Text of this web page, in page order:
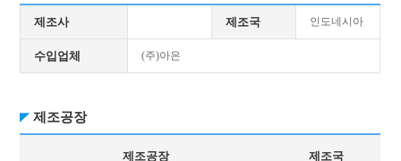
제조사 제조국 인도네시아
수입업체 (주)아은
제조공장
제조공장 제조국